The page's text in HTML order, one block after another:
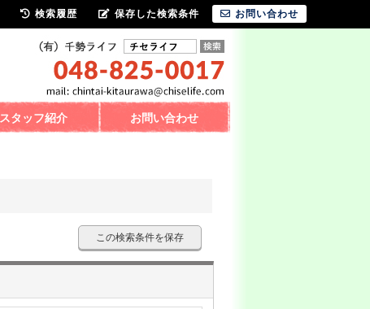
スタッフ紹介 お問い合わせ
この検索条件を保存
検索履歴 保存した検索条件 お問い合わせ